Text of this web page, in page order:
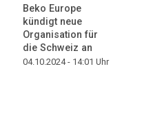
Beko Europe
kündigt neue
Organisation für
die Schweiz an
04.10.2024 - 14:01 Uhr